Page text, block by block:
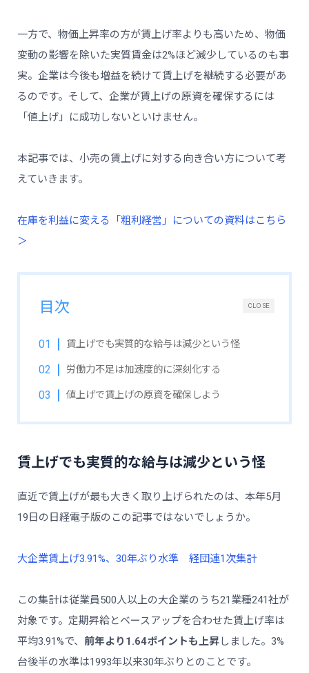
一方で、物価上昇率の方が賃上げ率よりも高いため、物価
変動の影響を除いた実質賃金は2%ほど減少しているのも事
実。企業は今後も増益を続けて賃上げを継続する必要があ
るのです。そして、企業が賃上げの原資を確保するには
「値上げ」に成功しないといけません。
本記事では、小売の賃上げに対する向き合い方について考
えていきます。
在庫を利益に変える「粗利経営」についての資料はこちら
＞
CLOSE
目次
賃上げでも実質的な給与は減少という怪
労働力不足は加速度的に深刻化する
値上げで賃上げの原資を確保しよう
賃上げでも実質的な給与は減少という怪
直近で賃上げが最も大きく取り上げられたのは、本年5月
19日の日経電子版のこの記事ではないでしょうか。
大企業賃上げ3.91%、30年ぶり水準 経団連1次集計
この集計は従業員500人以上の大企業のうち21業種241社が
対象です。定期昇給とベースアップを合わせた賃上げ率は
平均3.91%で、 前年より1.64ポイントも上昇しました。3%
台後半の水準は1993年以来30年ぶりとのことです。